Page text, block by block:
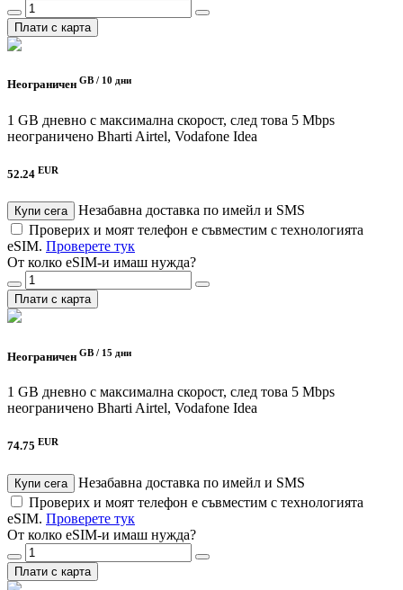
Плати с карта
Неограничен GB / 10 дни
1 GB дневно с максимална скорост, след това 5 Mbps
неограничено Bharti Airtel, Vodafone Idea
52.24 EUR
Купи сега
Незабавна доставка по имейл и SMS
Проверих и моят телефон е съвместим с технологията
eSIM. Проверете тук
От колко eSIM-и имаш нужда?
Плати с карта
Неограничен GB / 15 дни
1 GB дневно с максимална скорост, след това 5 Mbps
неограничено Bharti Airtel, Vodafone Idea
74.75 EUR
Купи сега
Незабавна доставка по имейл и SMS
Проверих и моят телефон е съвместим с технологията
eSIM. Проверете тук
От колко eSIM-и имаш нужда?
Плати с карта